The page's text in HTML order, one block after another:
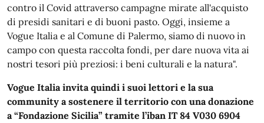
contro il Covid attraverso campagne mirate all'acquisto
di presidi sanitari e di buoni pasto. Oggi, insieme a
Vogue Italia e al Comune di Palermo, siamo di nuovo in
campo con questa raccolta fondi, per dare nuova vita ai
nostri tesori più preziosi: i beni culturali e la natura".
Vogue Italia invita quindi i suoi lettori e la sua
community a sostenere il territorio con una donazione
a “Fondazione Sicilia” tramite l’iban IT 84 V030 6904